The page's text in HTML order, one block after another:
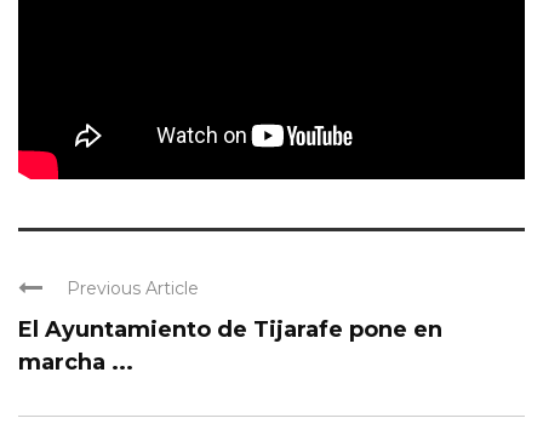
Previous Article
El Ayuntamiento de Tijarafe pone en
marcha ...